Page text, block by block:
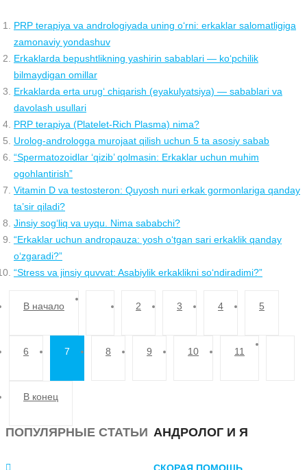
PRP terapiya va andrologiyada uning o‘rni: erkaklar salomatligiga
zamonaviy yondashuv
Erkaklarda bepushtlikning yashirin sabablari — ko‘pchilik
bilmaydigan omillar
Erkaklarda erta urug‘ chiqarish (eyakulyatsiya) — sabablari va
davolash usullari
PRP terapiya (Platelet-Rich Plasma) nima?
Urolog-andrologga murojaat qilish uchun 5 ta asosiy sabab
“Spermatozoidlar ‘qizib’ qolmasin: Erkaklar uchun muhim
ogohlantirish”
Vitamin D va testosteron: Quyosh nuri erkak gormonlariga qanday
ta’sir qiladi?
Jinsiy sog‘liq va uyqu. Nima sababchi?
“Erkaklar uchun andropauza: yosh o‘tgan sari erkaklik qanday
o‘zgaradi?”
“Stress va jinsiy quvvat: Asabiylik erkaklikni so‘ndiradimi?”
В начало 2 3 4 5
6 7 8 9 10 11
В конец
ПОПУЛЯРНЫЕ СТАТЬИ АНДРОЛОГ И Я